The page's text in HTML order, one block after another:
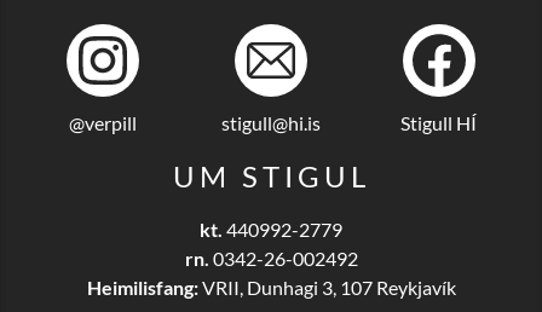
@verpill stigull@hi.is Stigull HÍ
UM STIGUL
kt. 440992-2779
rn. 0342-26-002492
Heimilisfang:VRII, Dunhagi 3, 107 Reykjavík